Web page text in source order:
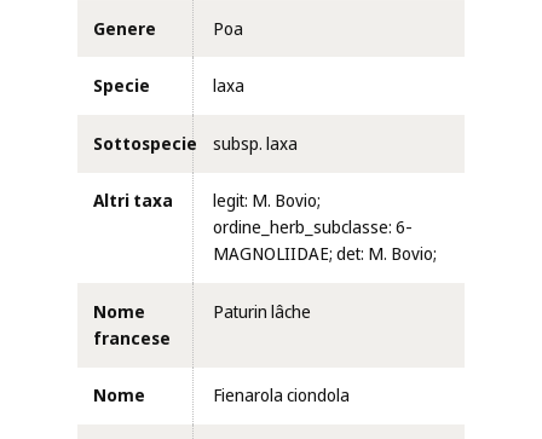
Genere Poa
Specie laxa
Sottospecie subsp. laxa
Altri taxa
legit: M. Bovio;
ordine_herb_subclasse: 6-
MAGNOLIIDAE; det: M. Bovio;
Nome
francese
Paturin lâche
Nome Fienarola ciondola